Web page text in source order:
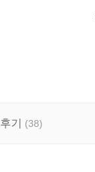
후기 (38)